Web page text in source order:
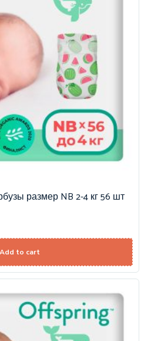
размер NB 2-4 кг 56 шт
Add to cart